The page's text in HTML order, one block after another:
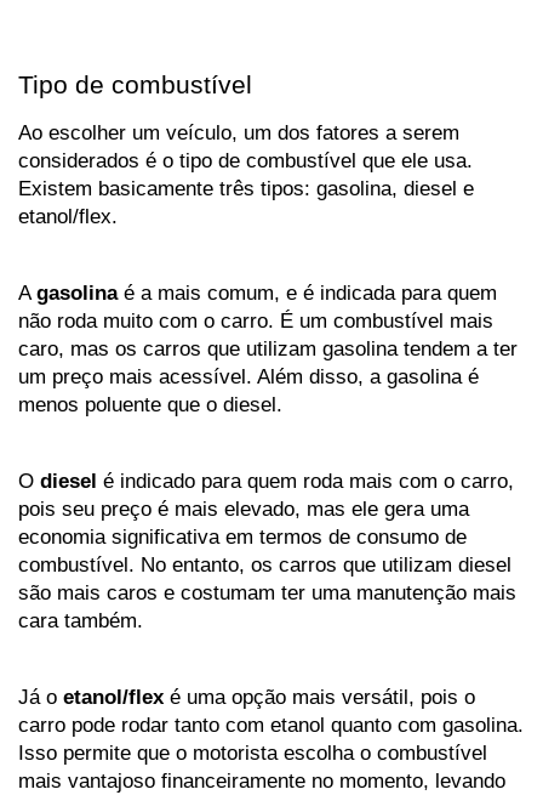
Tipo de combustível
Ao escolher um veículo, um dos fatores a serem
considerados é o tipo de combustível que ele usa.
Existem basicamente três tipos: gasolina, diesel e
etanol/flex.
A gasolina é a mais comum, e é indicada para quem
não roda muito com o carro. É um combustível mais
caro, mas os carros que utilizam gasolina tendem a ter
um preço mais acessível. Além disso, a gasolina é
menos poluente que o diesel.
O diesel é indicado para quem roda mais com o carro,
pois seu preço é mais elevado, mas ele gera uma
economia significativa em termos de consumo de
combustível. No entanto, os carros que utilizam diesel
são mais caros e costumam ter uma manutenção mais
cara também.
Já o etanol/flex é uma opção mais versátil, pois o
carro pode rodar tanto com etanol quanto com gasolina.
Isso permite que o motorista escolha o combustível
mais vantajoso financeiramente no momento, levando